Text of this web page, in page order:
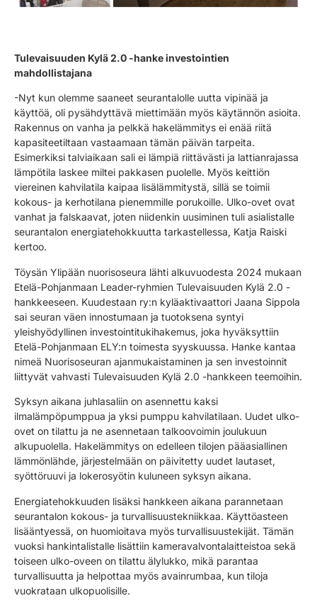
Tulevaisuuden Kylä 2.0 -hanke investointien
mahdollistajana
-Nyt kun olemme saaneet seurantalolle uutta vipinää ja
käyttöä, oli pysähdyttävä miettimään myös käytännön asioita.
Rakennus on vanha ja pelkkä hakelämmitys ei enää riitä
kapasiteetiltaan vastaamaan tämän päivän tarpeita.
Esimerkiksi talviaikaan sali ei lämpiä riittävästi ja lattianrajassa
lämpötila laskee miltei pakkasen puolelle. Myös keittiön
viereinen kahvilatila kaipaa lisälämmitystä, sillä se toimii
kokous- ja kerhotilana pienemmille porukoille. Ulko-ovet ovat
vanhat ja falskaavat, joten niidenkin uusiminen tuli asialistalle
seurantalon energiatehokkuutta tarkastellessa, Katja Raiski
kertoo.
Töysän Ylipään nuorisoseura lähti alkuvuodesta 2024 mukaan
Etelä-Pohjanmaan Leader-ryhmien Tulevaisuuden Kylä 2.0 -
hankkeeseen. Kuudestaan ry:n kyläaktivaattori Jaana Sippola
sai seuran väen innostumaan ja tuotoksena syntyi
yleishyödyllinen investointitukihakemus, joka hyväksyttiin
Etelä-Pohjanmaan ELY:n toimesta syyskuussa. Hanke kantaa
nimeä Nuorisoseuran ajanmukaistaminen ja sen investoinnit
liittyvät vahvasti Tulevaisuuden Kylä 2.0 -hankkeen teemoihin.
Syksyn aikana juhlasaliin on asennettu kaksi
ilmalämpöpumppua ja yksi pumppu kahvilatilaan. Uudet ulko-
ovet on tilattu ja ne asennetaan talkoovoimin joulukuun
alkupuolella. Hakelämmitys on edelleen tilojen pääasiallinen
lämmönlähde, järjestelmään on päivitetty uudet lautaset,
syöttöruuvi ja lokerosyötin kuluneen syksyn aikana.
Energiatehokkuuden lisäksi hankkeen aikana parannetaan
seurantalon kokous- ja turvallisuustekniikkaa. Käyttöasteen
lisääntyessä, on huomioitava myös turvallisuustekijät. Tämän
vuoksi hankintalistalle lisättiin kameravalvontalaitteistoa sekä
toiseen ulko-oveen on tilattu älylukko, mikä parantaa
turvallisuutta ja helpottaa myös avainrumbaa, kun tiloja
vuokrataan ulkopuolisille.